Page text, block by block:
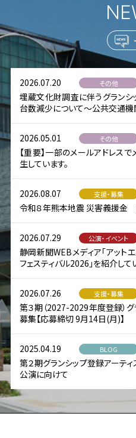
2026.07.20 その他
埋蔵文化財調査に伴うグラン
台数減少について～公共交通
2026.05.01 その他
【重要】一部のメールアドレス
生しています。
2026.08.07 支援・募集
令和８年熊本地震 災害義援金
2026.07.29 公演・イベント
静岡新聞WEBメディア「アット
フェスティバル2026」を紹介して
2026.07.26 支援・募集
第３期（2027-2029年度登録）
募集【応募締切 9月14日(月)】
2025.04.19 BLOG
第２期グランシップ登録アーテ
公演に向けて